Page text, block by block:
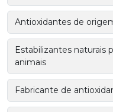
Antioxidantes de
Estabilizantes naturais
animais
Fabricante de